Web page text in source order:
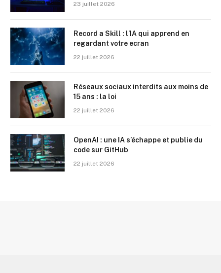
23 juillet 2026
Record a Skill : l’IA qui apprend en
regardant votre ecran
22 juillet 2026
Réseaux sociaux interdits aux moins de
15 ans : la loi
22 juillet 2026
OpenAI : une IA s’échappe et publie du
code sur GitHub
22 juillet 2026